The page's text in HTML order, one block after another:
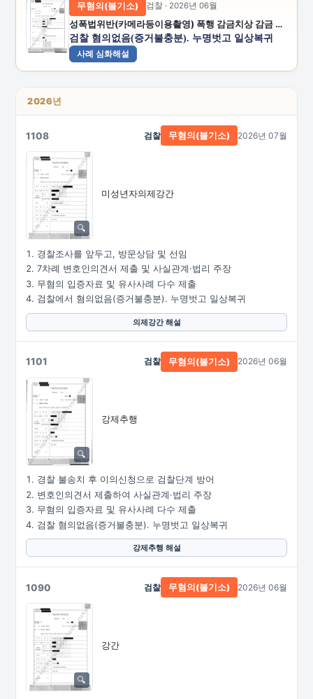
무혐의(불기소) 검찰 · 2026년 06월
성폭법위반(카메라등이용촬영) 폭행 감금치상 감금 공갈 공갈미수 스토킹처벌법위반
검찰 혐의없음(증거불충분). 누명벗고 일상복귀
사례 심화해설
2026년
1108
미성년자의제강간
검찰 무혐의(불기소) 2026년 07월
경찰조사를 앞두고, 방문상담 및 선임
7차례 변호인의견서 제출 및 사실관계·법리 주장
무혐의 입증자료 및 유사사례 다수 제출
검찰에서 혐의없음(증거불충분). 누명벗고 일상복귀
의제강간 해설
1101
강제추행
검찰 무혐의(불기소) 2026년 06월
경찰 불송치 후 이의신청으로 검찰단계 방어
변호인의견서 제출하여 사실관계·법리 주장
무혐의 입증자료 및 유사사례 다수 제출
검찰 혐의없음(증거불충분). 누명벗고 일상복귀
강제추행 해설
1090
강간
검찰 무혐의(불기소) 2026년 06월